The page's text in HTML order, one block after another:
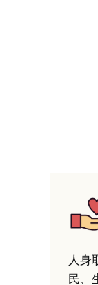
人身
民、